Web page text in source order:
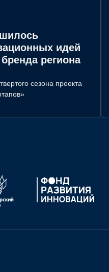
идей
региона
сезона проекта